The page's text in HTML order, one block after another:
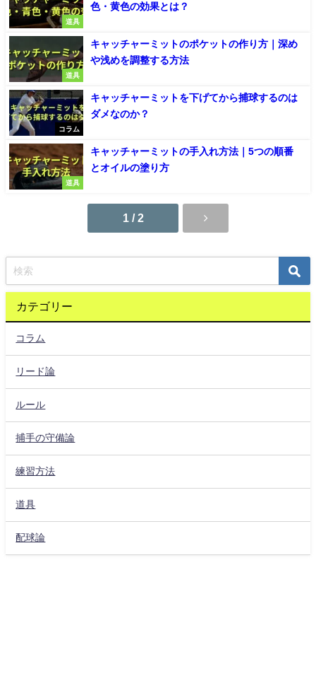
道具
色・黄色の効果とは？
道具
キャッチャーミットのポケットの作り方｜深め
や浅めを調整する方法
コラム
キャッチャーミットを下げてから捕球するのは
ダメなのか？
道具
キャッチャーミットの手入れ方法｜5つの順番
とオイルの塗り方
1 / 2
カテゴリー
コラム
リード論
ルール
捕手の守備論
練習方法
道具
配球論